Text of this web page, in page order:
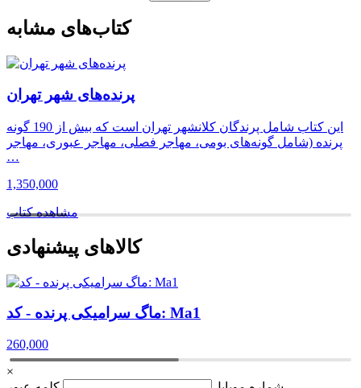
کتاب‌های مشابه
پرنده‌های شهر تهران
این کتاب شامل پرندگان کلانشهر تهران است که بیش از 190 گونه
پرنده (شامل گونه‌های بومی، مهاجر فصلی، مهاجر عبوری، مهاجر
…
1,350,000
مشاهده کتاب
کالاهای پیشنهادی
ماگ سرامیکی پرنده - کد: Ma1
260,000
×